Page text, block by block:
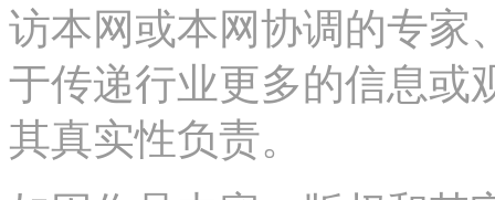
访本网或本网协调的专家
于传递行业更多的信息或
其真实性负责。